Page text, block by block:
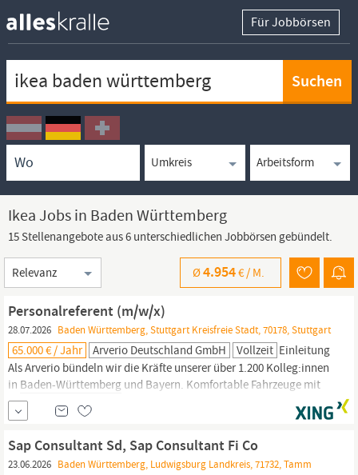
Für Jobbörsen
Ortssuche
Umkreissuche
Arbeitsform
Ikea Jobs in Baden Württemberg
15 Stellenangebote aus 6 unterschiedlichen Jobbörsen gebündelt.
Sortierung
Ø4.954€ / M.
Personalreferent (m/w/x)
28.07.2026 Baden Württemberg, Stuttgart Kreisfreie Stadt, 70178, Stuttgart
65.000 € / Jahr Arverio Deutschland GmbH Vollzeit Einleitung
Als Arverio bündeln wir die Kräfte unserer über 1.200 Kolleg:innen
in Baden-Württemberg und Bayern. Komfortable Fahrzeuge mit
Wohlfühlfaktor sowie ein hoher Anspruch an Sicherheit und
Pünktlichkeit bilden dabei die Grundlagen – wir wollen die beste
unserer Begeisterung, ist es unser...
Sap Consultant Sd, Sap Consultant Fi Co
23.06.2026 Baden Württemberg, Ludwigsburg Landkreis, 71732, Tamm